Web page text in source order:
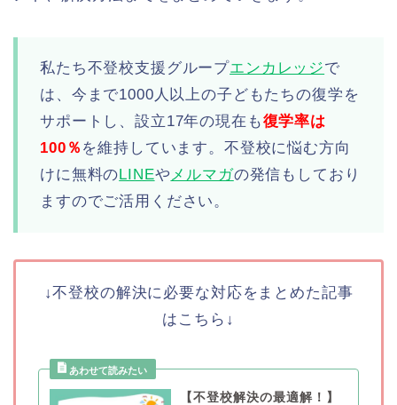
私たち不登校支援グループエンカレッジで
は、今まで1000人以上の子どもたちの復学を
サポートし、設立17年の現在も復学率は
100％ を維持しています。不登校に悩む方向
けに無料のLINEや メルマガの発信もしており
ますのでご活用ください。
↓不登校の解決に必要な対応をまとめた記事
はこちら↓
【不登校解決の最適解！】